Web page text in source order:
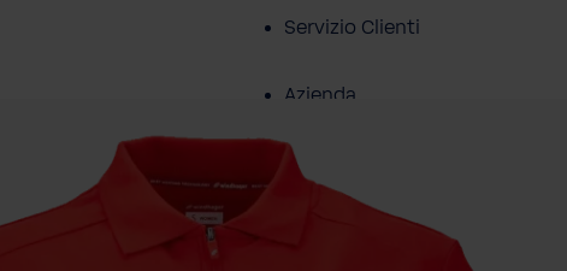
Servizio Clienti
Azienda